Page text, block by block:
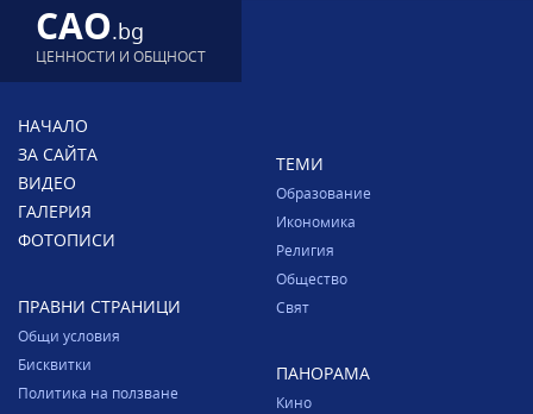
CAO.bg
ЦЕННОСТИ И ОБЩНОСТ
НАЧАЛО
ЗА САЙТА
ВИДЕО
ГАЛЕРИЯ
ФОТОПИСИ
ПРАВНИ СТРАНИЦИ
Общи условия
Бисквитки
Политика на ползване
ТЕМИ
Образование
Икономика
Религия
Общество
Свят
ПАНОРАМА
Кино